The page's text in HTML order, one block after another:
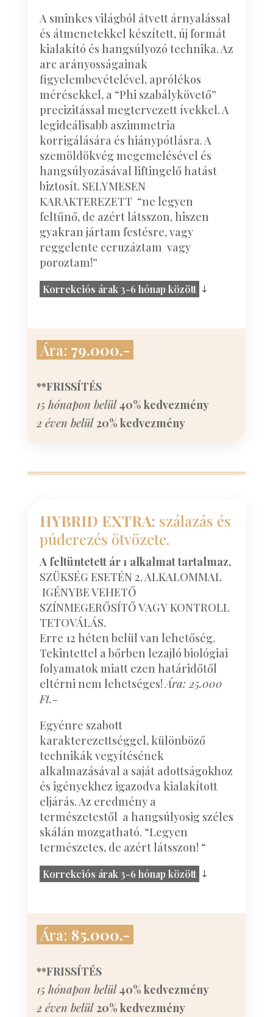
A sminkes világból átvett árnyalással
és átmenetekkel készített, új formát
kialakító és hangsúlyozó technika. Az
arc arányosságainak
figyelembevételével, aprólékos
mérésekkel, a “Phi szabálykövető”
precizitással megtervezett ívekkel. A
legideálisabb aszimmetria
korrigálására és hiánypótlásra. A
szemöldökvég megemelésével és
hangsúlyozásával liftingelő hatást
biztosít. SELYMESEN
KARAKTEREZETT “ne legyen
feltűnő, de azért látsszon, hiszen
gyakran jártam festésre, vagy
reggelente ceruzáztam vagy
poroztam!”
Korrekciós árak 3-6 hónap között
Ára: 79.000.-
**FRISSÍTÉS
15 hónapon belül 40% kedvezmény
2 éven belül 20% kedvezmény
HYBRID EXTRA: szálazás és
púderezés ötvözete.
A feltüntetett ár 1 alkalmat tartalmaz,
SZÜKSÉG ESETÉN 2. ALKALOMMAL
IGÉNYBE VEHETŐ
SZÍNMEGERŐSÍTŐ VAGY KONTROLL
TETOVÁLÁS.
Erre 12 héten belül van lehetőség.
Tekintettel a bőrben lezajló biológiai
folyamatok miatt ezen határidőtől
eltérni nem lehetséges! Ára: 25.000
Ft.-
Egyénre szabott
karakterezettséggel, különböző
technikák vegyítésének
alkalmazásával a saját adottságokhoz
és igényekhez igazodva kialakított
eljárás. Az eredmény a
természetestől a hangsúlyosig széles
skálán mozgatható. “Legyen
természetes, de azért látsszon! “
Korrekciós árak 3-6 hónap között
Ára: 85.000.-
**FRISSÍTÉS
15 hónapon belül 40% kedvezmény
2 éven belül 20% kedvezmény